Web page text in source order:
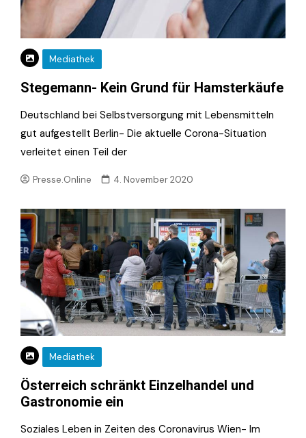
Mediathek
Stegemann- Kein Grund für Hamsterkäufe
Deutschland bei Selbstversorgung mit Lebensmitteln
gut aufgestellt Berlin- Die aktuelle Corona-Situation
verleitet einen Teil der
Presse.Online 4. November 2020
Mediathek
Österreich schränkt Einzelhandel und
Gastronomie ein
Soziales Leben in Zeiten des Coronavirus Wien- Im